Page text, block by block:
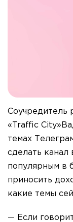
Соучредитель
«Traffic
темах
сделать
популярным в
приносить
какие темы
— Если